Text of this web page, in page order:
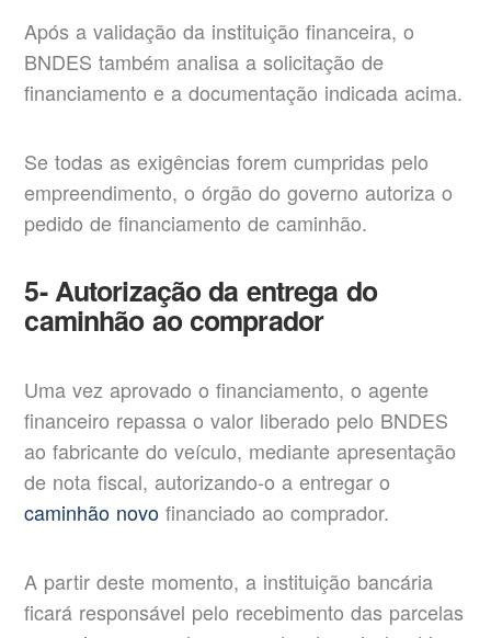
Após a validação da instituição financeira, o
BNDES também analisa a solicitação de
financiamento e a documentação indicada acima.
Se todas as exigências forem cumpridas pelo
empreendimento, o órgão do governo autoriza o
pedido de financiamento de caminhão.
5- Autorização da entrega do
caminhão ao comprador
Uma vez aprovado o financiamento, o agente
financeiro repassa o valor liberado pelo BNDES
ao fabricante do veículo, mediante apresentação
de nota fiscal, autorizando-o a entregar o
caminhão novo financiado ao comprador.
A partir deste momento, a instituição bancária
ficará responsável pelo recebimento das parcelas